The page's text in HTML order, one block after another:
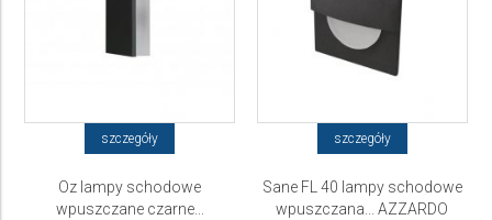
szczegóły
Oz lampy schodowe
wpuszczane czarne...
szczegóły
Sane FL 40 lampy schodowe
wpuszczana... AZZARDO